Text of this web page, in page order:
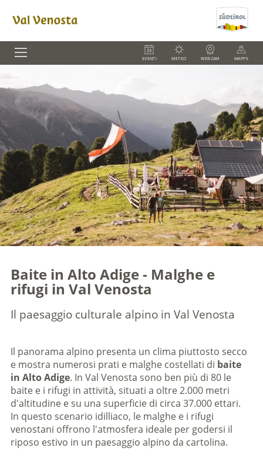
EVENTI METEO WEBCAM MAPPS
Baite in Alto Adige - Malghe e
rifugi in Val Venosta
Il paesaggio culturale alpino in Val Venosta
Il panorama alpino presenta un clima piuttosto secco
e mostra numerosi prati e malghe costellati di baite
in Alto Adige. In Val Venosta sono ben più di 80 le
baite e i rifugi in attività, situati a oltre 2.000 metri
d'altitudine e su una superficie di circa 37.000 ettari.
In questo scenario idilliaco, le malghe e i rifugi
venostani offrono l'atmosfera ideale per godersi il
riposo estivo in un paesaggio alpino da cartolina.